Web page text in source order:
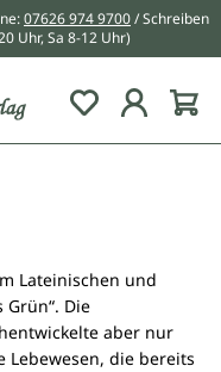
07626 974 9700/ Schreiben
Uhr, Sa 8-12 Uhr)
Du hast 0
Lateinischen und
Die
aber nur
Lebewesen, die bereits